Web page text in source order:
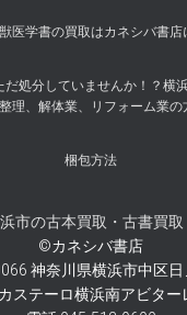
医学書の買取はカネシバ書店
だ処分していませんか！？横
理、解体業、リフォーム業の
梱包方法
市の古本買取・古書買取
©カネシバ書店
神奈川県横浜市中区日
ステーロ横浜南アビター